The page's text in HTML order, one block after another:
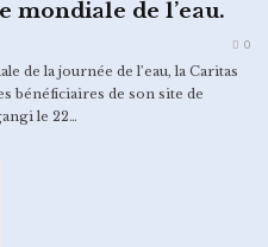
mondiale de l’eau.
0
de la journée de l’eau, la Caritas
bénéficiaires de son site de
le 22…